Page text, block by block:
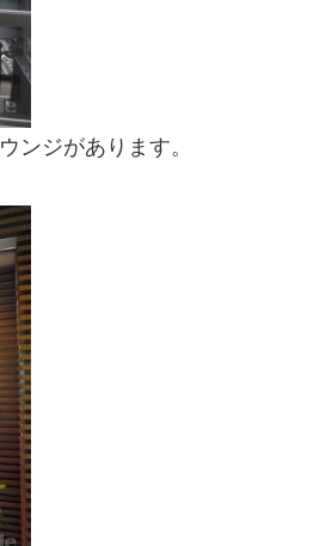
ンジがあります。